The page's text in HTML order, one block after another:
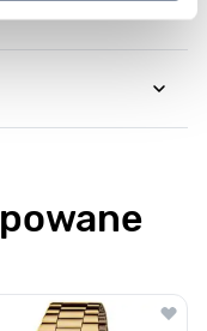
możliwe za pomocą